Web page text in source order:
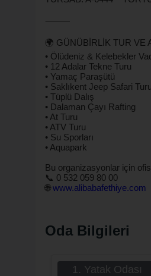
⸻
🌍 GÜNÜBİRLİK TUR VE
• Ölüdeniz & Kelebekler
• 12 Adalar Tekne Turu
• Yamaç Paraşütü
• Saklıkent Jeep Safari Turu
• Tüplü Dalış
• Dalaman Çayı Rafting
• At Turu
• ATV Turu
• Su Sporları
• Aquapark
Bu organizasyonlar için
📞 0 532 059 80 00
🌐www.alibabafethiye.com
Oda Bilgileri
1. Yatak Odası